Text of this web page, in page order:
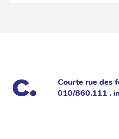
Courte rue des
010/860.111 .